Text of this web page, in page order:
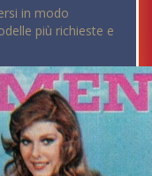
in modo
più richieste e